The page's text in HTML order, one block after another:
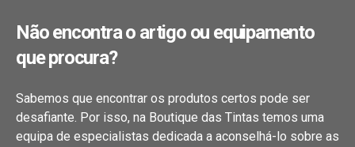
Não encontra o artigo ou equipamento
que procura?
Sabemos que encontrar os produtos certos pode ser
desafiante. Por isso, na Boutique das Tintas temos uma
equipa de especialistas dedicada a aconselhá-lo sobre as